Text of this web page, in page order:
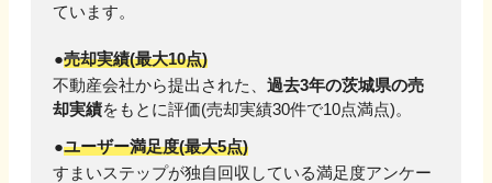
ています。
売却実績(最大10点)
不動産会社から提出された、 過去3年の茨城県の売
却実績をもとに評価(売却実績30件で10点満点)。
ユーザー満足度(最大5点)
すまいステップが独自回収している満足度アンケー